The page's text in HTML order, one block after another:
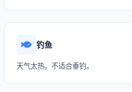
钓鱼
天气太热，不适合垂钓。